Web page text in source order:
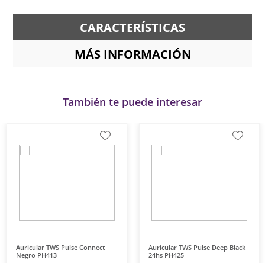
CARACTERÍSTICAS
MÁS INFORMACIÓN
También te puede interesar
Auricular TWS Pulse Connect
Negro PH413
Auricular TWS Pulse Deep Black
24hs PH425